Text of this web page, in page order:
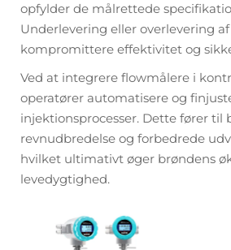
opfylder de målrettede
Underlevering eller overlevering
kompromittere effektivitet og
Ved at integrere flowmålere i
operatører automatisere og
injektionsprocesser. Dette fører til
revnudbredelse og forbedrede
hvilket ultimativt øger brøndens
levedygtighed.